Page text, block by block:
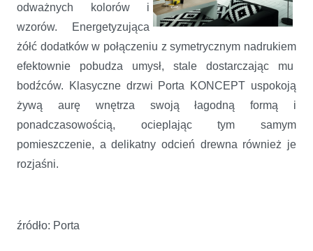
odważnych kolorów i
wzorów. Energetyzująca
żółć dodatków w połączeniu z symetrycznym nadrukiem
efektownie pobudza umysł, stale dostarczając mu
bodźców. Klasyczne drzwi Porta KONCEPT uspokoją
żywą aurę wnętrza swoją łagodną formą i
ponadczasowością, ocieplając tym samym
pomieszczenie, a delikatny odcień drewna również je
rozjaśni.
źródło: Porta